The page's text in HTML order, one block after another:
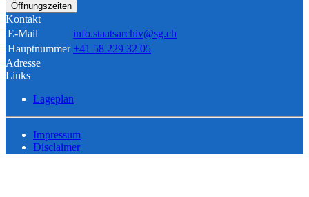
Öffnungszeiten
Kontakt
E-Mail
info.staatsarchiv@sg.ch
Hauptnummer +41 58 229 32 05
Adresse
Links
Lageplan
Impressum
Disclaimer